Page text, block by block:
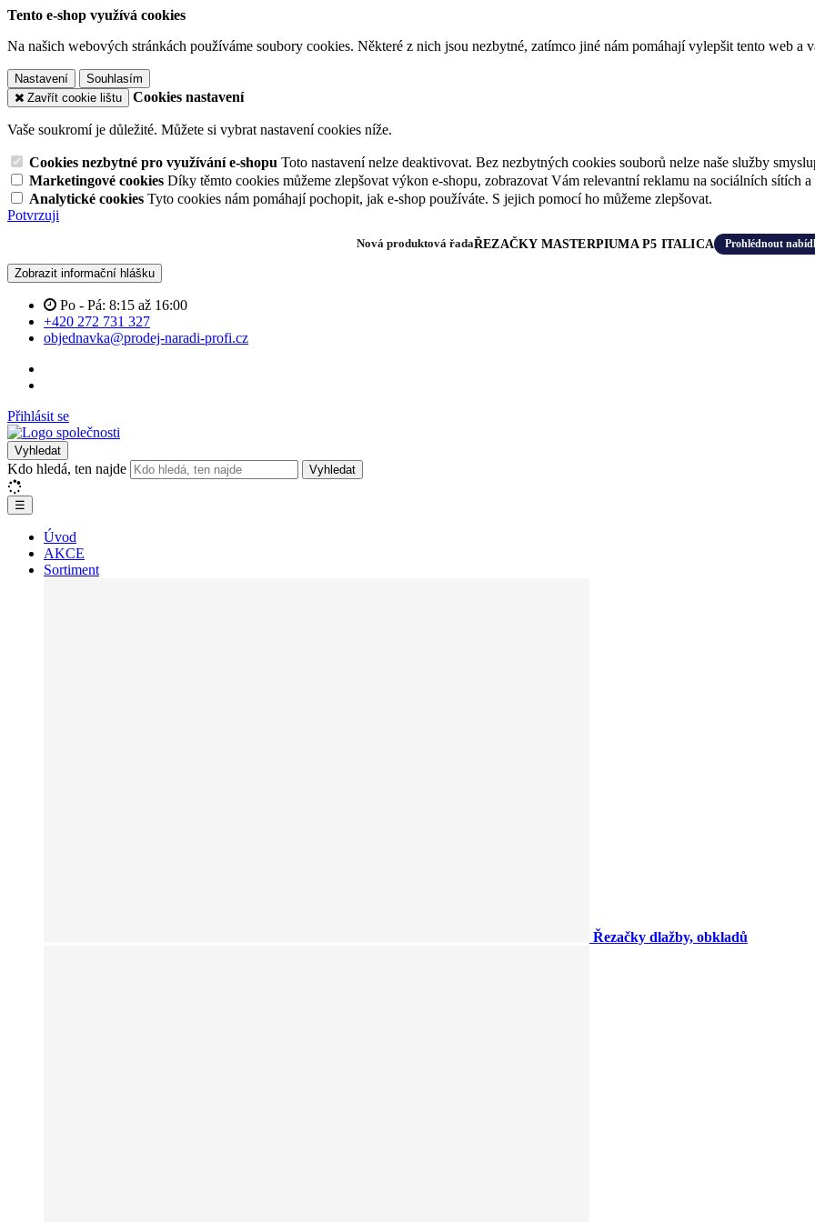
Tento e-shop využívá cookies
Na našich webových stránkách používáme soubory cookies. Některé z nich jsou nezbytné, zatímco jiné nám pomáhají vylepšit tento web a
Nastavení
Souhlasím
Zavřít cookie lištu
Cookies nastavení
Vaše soukromí je důležité. Můžete si vybrat nastavení cookies níže.
Cookies nezbytné pro využívání e-shopu Toto nastavení nelze deaktivovat. Bez nezbytných cookies souborů nelze naše služby
Marketingové cookies Díky těmto cookies můžeme zlepšovat výkon e-shopu, zobrazovat Vám relevantní reklamu na sociálních sítích
Analytické cookies Tyto cookies nám pomáhají pochopit, jak e-shop používáte. S jejich pomocí ho můžeme zlepšovat.
Potvrzuji
Aktuální novinkyNOVINKY V NABÍDCE Zobrazit novinky
Zobrazit informační hlášku
Po - Pá: 8:15 až 16:00
+420 272 731 327
objednavka@prodej-naradi-profi.cz
Přihlásit se
Vyhledat
Kdo hledá, ten najde Vyhledat
☰
Úvod
AKCE
Sortiment
Řezačky dlažby, obkladů